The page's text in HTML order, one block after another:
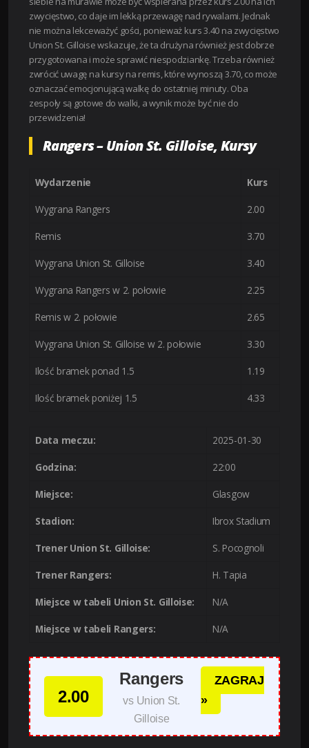
zwycięstwo, co daje im lekką przewagę nad rywalami. Jednak
nie można lekceważyć gości, ponieważ kurs 3.40 na zwycięstwo
Union St. Gilloise wskazuje, że ta drużyna również jest dobrze
przygotowana i może sprawić niespodziankę. Trzeba również
zwrócić uwagę na kursy na remis, które wynoszą 3.70, co może
oznaczać emocjonującą walkę do ostatniej minuty. Oba
zespoły są gotowe do walki, a wynik może być nie do
przewidzenia!
Rangers – Union St. Gilloise, Kursy
Wydarzenie Kurs
Wygrana Rangers 2.00
Remis 3.70
Wygrana Union St. Gilloise 3.40
Wygrana Rangers w 2. połowie 2.25
Remis w 2. połowie 2.65
Wygrana Union St. Gilloise w 2. połowie 3.30
Ilość bramek ponad 1.5 1.19
Ilość bramek poniżej 1.5 4.33
Data meczu: 2025-01-30
Godzina: 22:00
Miejsce: Glasgow
Stadion: Ibrox Stadium
Trener Union St. Gilloise: S. Pocognoli
Trener Rangers: H. Tapia
Miejsce w tabeli Union St. Gilloise: N/A
Miejsce w tabeli Rangers: N/A
2.00
Rangers
vs Union St.
Gilloise
ZAGRAJ
»